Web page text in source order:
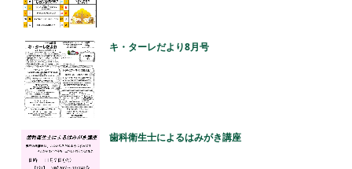
キ・ターレだより8月号
歯科衛生士によるはみがき講座